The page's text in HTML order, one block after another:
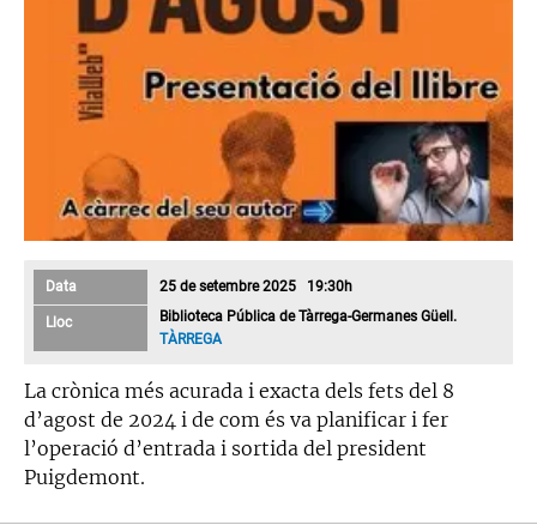
Data 25 de setembre 2025 19:30h
Lloc
Biblioteca Pública de Tàrrega-Germanes Güell.
TÀRREGA
La crònica més acurada i exacta dels fets del 8
d’agost de 2024 i de com és va planificar i fer
l’operació d’entrada i sortida del president
Puigdemont.